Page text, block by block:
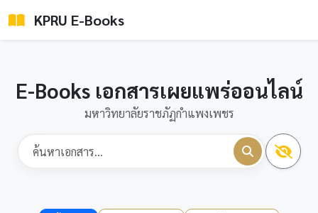
KPRU E-Books
E-Books เอกสารเผยแพร่ออนไลน์
มหาวิทยาลัยราชภัฏกำแพงเพชร